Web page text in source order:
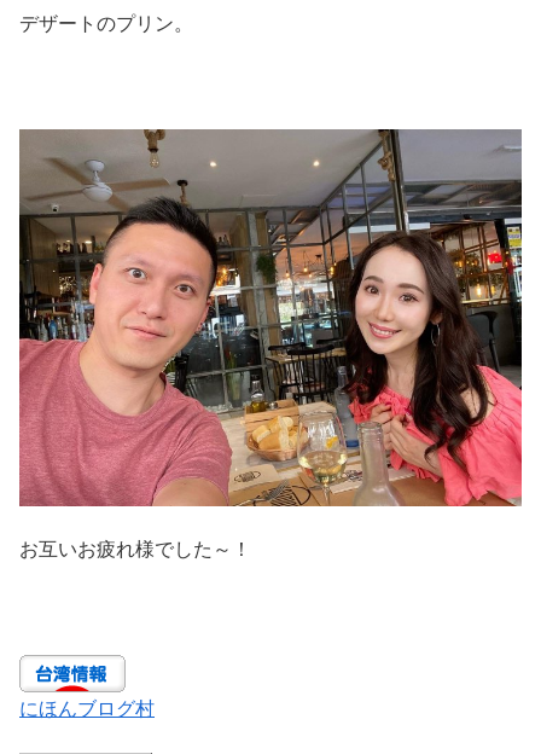
デザートのプリン。
お互いお疲れ様でした～！
にほんブログ村